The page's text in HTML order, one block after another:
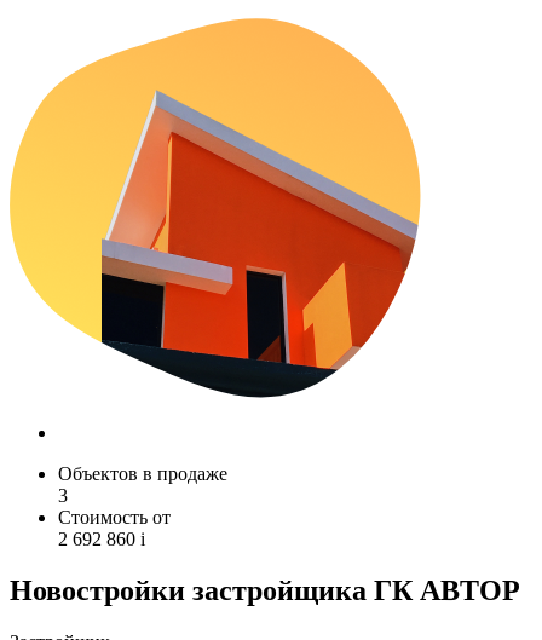
Объектов в продаже
3
Стоимость от
2 692 860 i
Новостройки застройщика ГК АВТОР